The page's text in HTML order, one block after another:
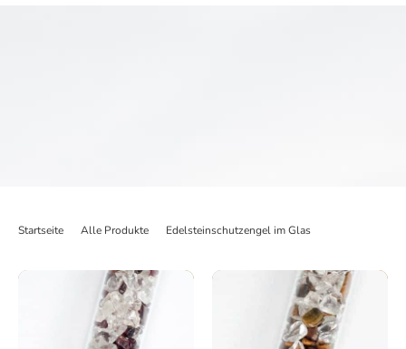
Startseite Alle Produkte Edelsteinschutzengel im Glas